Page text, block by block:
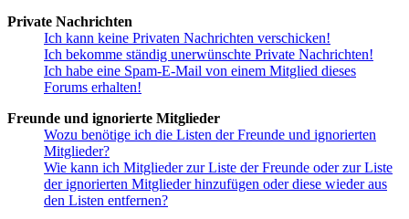
Private Nachrichten
Ich kann keine Privaten Nachrichten verschicken!
Ich bekomme ständig unerwünschte Private Nachrichten!
Ich habe eine Spam-E-Mail von einem Mitglied dieses
Forums erhalten!
Freunde und ignorierte Mitglieder
Wozu benötige ich die Listen der Freunde und ignorierten
Mitglieder?
Wie kann ich Mitglieder zur Liste der Freunde oder zur Liste
der ignorierten Mitglieder hinzufügen oder diese wieder aus
den Listen entfernen?